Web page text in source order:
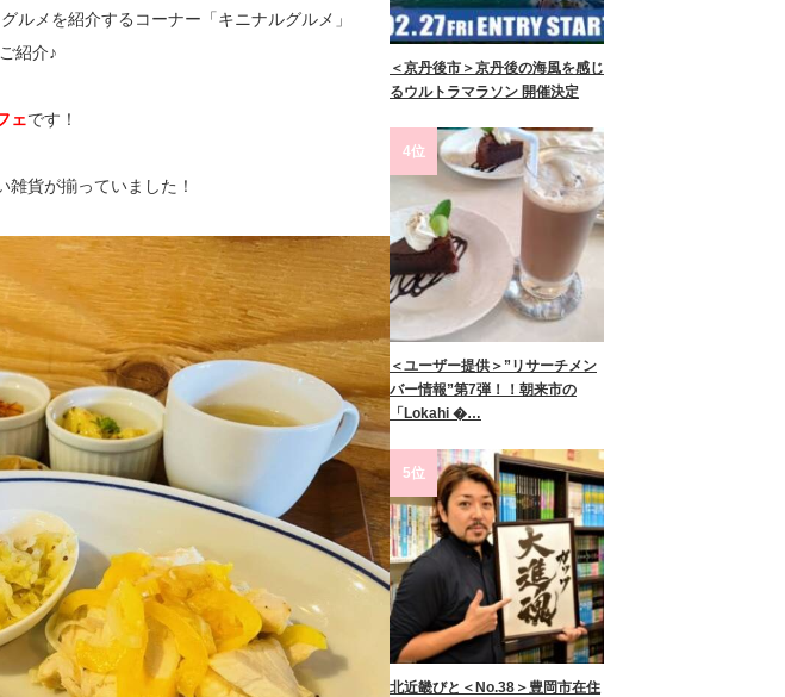
ルメを紹介するコーナー「キニナルグルメ」
紹介♪
ェです！
貨が揃っていました！
＜京丹後市＞京丹後の海風を感じ
るウルトラマラソン 開催決定
4位
＜ユーザー提供＞”リサーチメン
バー情報”第7弾！！朝来市の
「Lokahi �…
5位
北近畿びと＜No.38＞豊岡市在住